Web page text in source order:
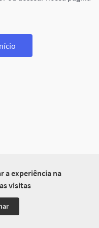
a experiência na
visitas